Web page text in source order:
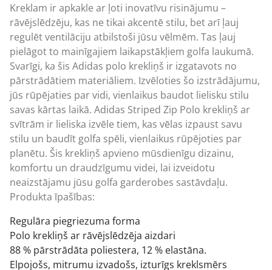
Kreklam ir apkakle ar ļoti inovatīvu risinājumu –
rāvējslēdzēju, kas ne tikai akcentē stilu, bet arī ļauj
regulēt ventilāciju atbilstoši jūsu vēlmēm. Tas ļauj
pielāgot to mainīgajiem laikapstākļiem golfa laukumā.
Svarīgi, ka šis Adidas polo krekliņš ir izgatavots no
pārstrādātiem materiāliem. Izvēloties šo izstrādājumu,
jūs rūpējaties par vidi, vienlaikus baudot lielisku stilu
savas kārtas laikā. Adidas Striped Zip Polo krekliņš ar
svītrām ir lieliska izvēle tiem, kas vēlas izpaust savu
stilu un baudīt golfa spēli, vienlaikus rūpējoties par
planētu. Šis krekliņš apvieno mūsdienīgu dizainu,
komfortu un draudzīgumu videi, lai izveidotu
neaizstājamu jūsu golfa garderobes sastāvdaļu.
Produkta īpašības:
Regulāra piegriezuma forma
Polo krekliņš ar rāvējslēdzēja aizdari
88 % pārstrādāta poliestera, 12 % elastāna.
Elpojošs, mitrumu izvadošs, izturīgs kreklsmērs